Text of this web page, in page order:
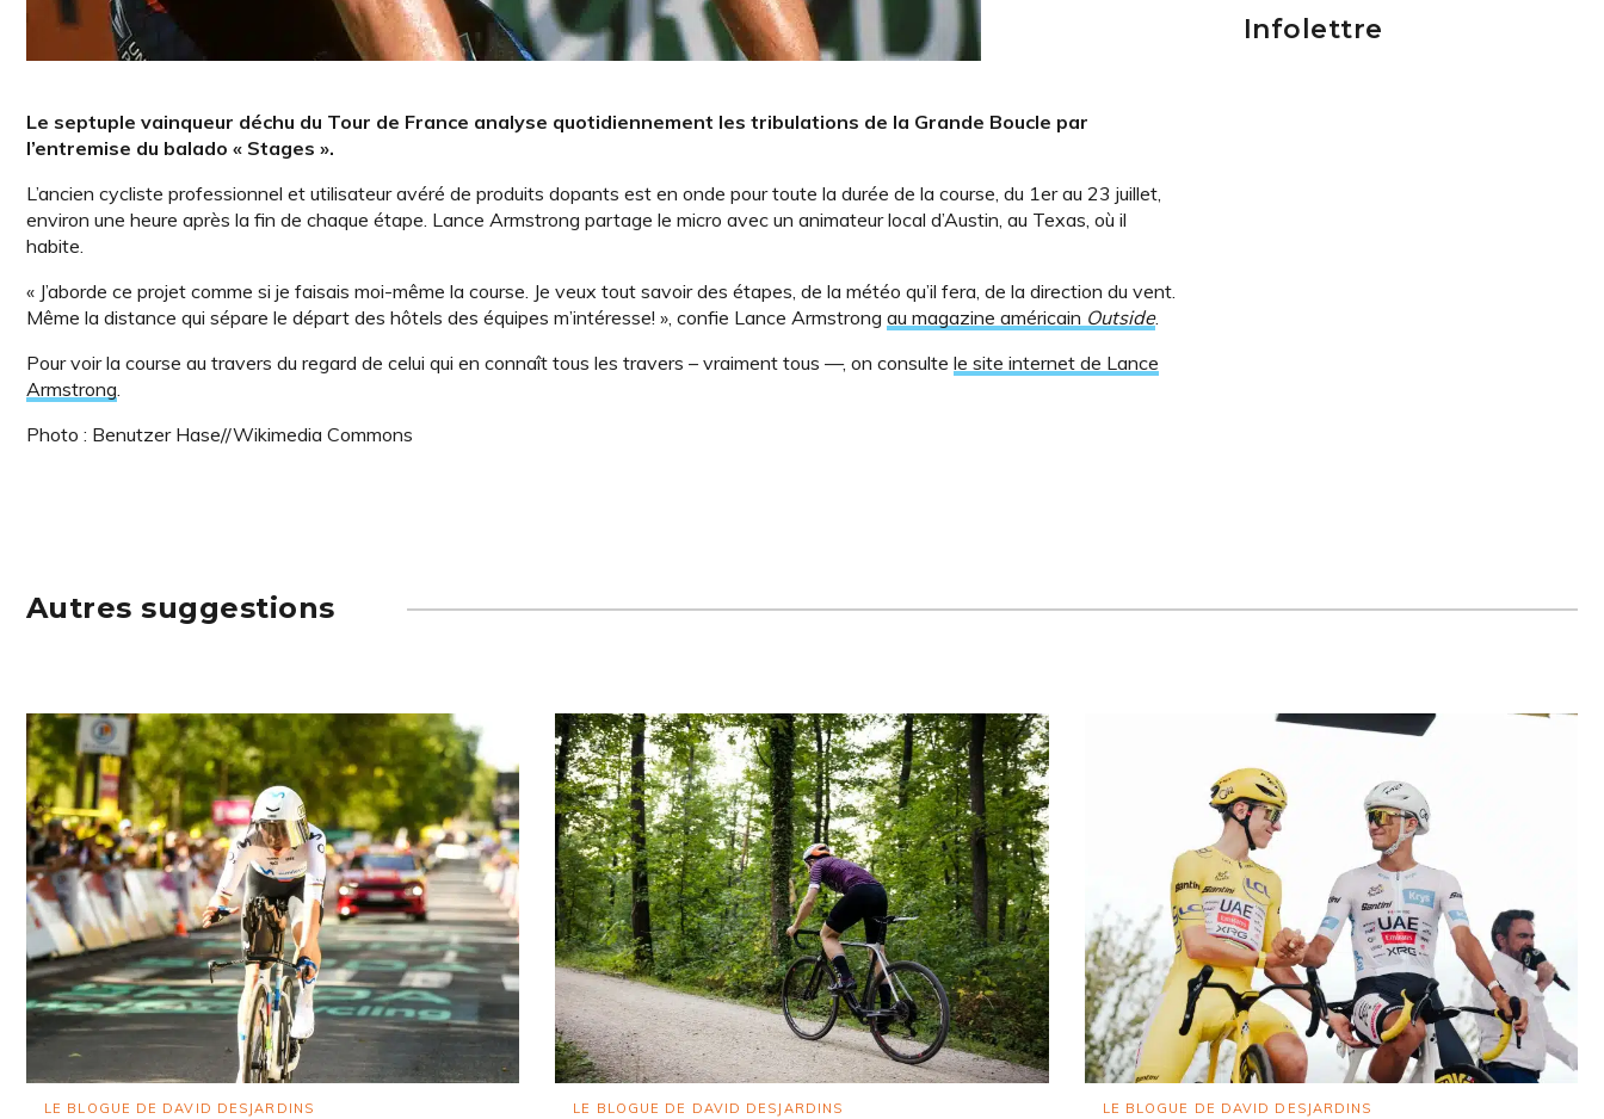
Le septuple vainqueur déchu du Tour de France analyse quotidiennement les tribulations de la Grande Boucle par
l’entremise du balado « Stages ».
L’ancien cycliste professionnel et utilisateur avéré de produits dopants est en onde pour toute la durée de la course, du 1er au 23 juillet,
environ une heure après la fin de chaque étape. Lance Armstrong partage le micro avec un animateur local d’Austin, au Texas, où il
habite.
« J’aborde ce projet comme si je faisais moi-même la course. Je veux tout savoir des étapes, de la météo qu’il fera, de la direction du vent.
Même la distance qui sépare le départ des hôtels des équipes m’intéresse! », confie Lance Armstrong au magazine américain Outside.
Pour voir la course au travers du regard de celui qui en connaît tous les travers – vraiment tous —, on consulte le site internet de Lance
Armstrong.
Photo : Benutzer Hase//Wikimedia Commons
Infolettre
Autres suggestions
LE BLOGUE DE DAVID DESJARDINS LE BLOGUE DE DAVID DESJARDINS LE BLOGUE DE DAVID DESJARDINS